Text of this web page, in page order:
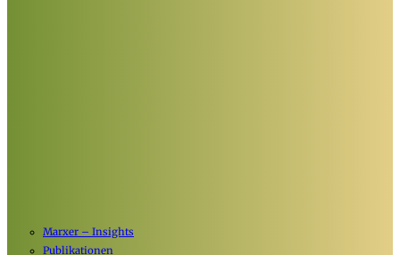
Marxer – Insights
Publikationen